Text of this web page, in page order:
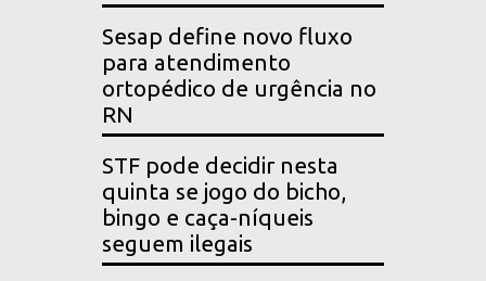
Sesap define novo fluxo
para atendimento
ortopédico de urgência no
RN
STF pode decidir nesta
quinta se jogo do bicho,
bingo e caça-níqueis
seguem ilegais